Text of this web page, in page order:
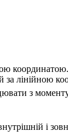
лінійною
з
і